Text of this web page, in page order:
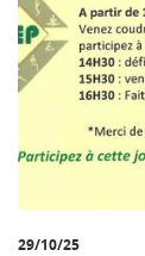
29/10/25